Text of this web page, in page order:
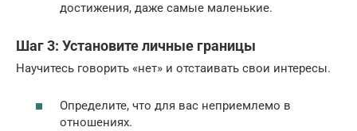
достижения, даже самые маленькие.
Шаг 3: Установите личные границы
Научитесь говорить «нет» и отстаивать свои интересы.
Определите, что для вас неприемлемо в
отношениях.